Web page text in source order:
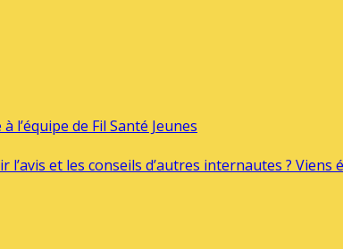
l’équipe de Fil Santé Jeunes
et les conseils d’autres internautes ?